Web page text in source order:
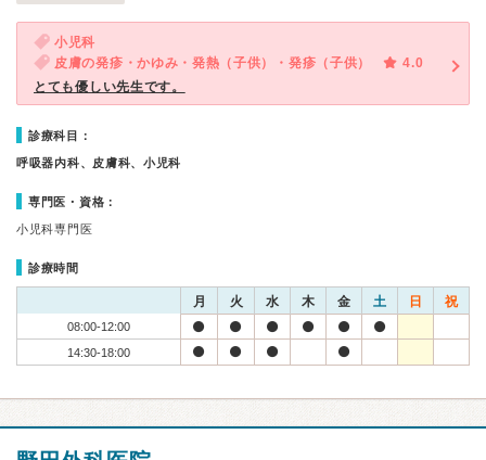
小児科
皮膚の発疹・かゆみ・発熱（子供）・発疹（子供）
4.0
とても優しい先生です。
診療科目：
呼吸器内科、皮膚科、小児科
専門医・資格：
小児科専門医
診療時間
月 火 水 木 金 土 日 祝
08:00-12:00
14:30-18:00